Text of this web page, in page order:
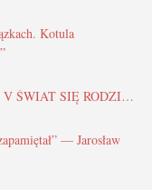
Kotula
ŚWIAT SIĘ RODZI…
— Jarosław